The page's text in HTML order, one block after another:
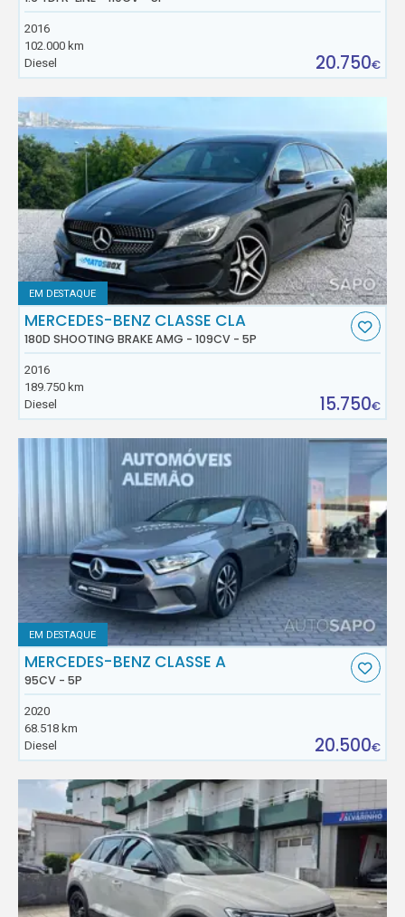
2016
102.000 km
Diesel
20.750€
EM DESTAQUE
MERCEDES-BENZ CLASSE CLA
180D SHOOTING BRAKE AMG - 109CV - 5P
2016
189.750 km
Diesel
15.750€
EM DESTAQUE
MERCEDES-BENZ CLASSE A
95CV - 5P
2020
68.518 km
Diesel
20.500€